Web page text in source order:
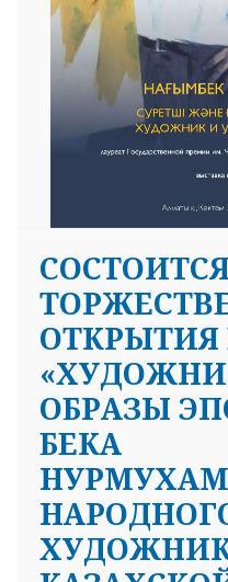
CОСТОИТСЯ
ОБРАЗЫ
БЕКА